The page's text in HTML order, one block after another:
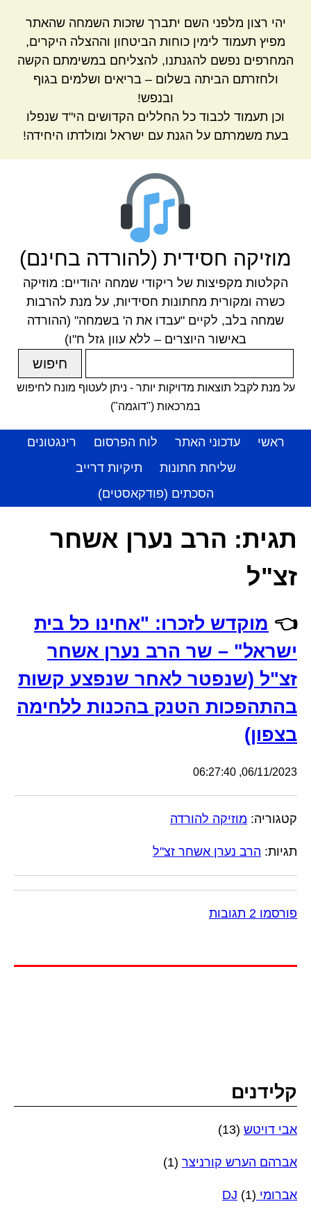
יהי רצון מלפני השם יתברך שזכות השמחה שהאתר
מפיץ תעמוד לימין כוחות הביטחון וההצלה היקרים,
המחרפים נפשם להגנתנו, להצליחם במשימתם הקשה
ולחזרתם הביתה בשלום – בריאים ושלמים בגוף
ובנפש!
וכן תעמוד לכבוד כל החללים הקדושים הי"ד שנפלו
בעת משמרתם על הגנת עם ישראל ומולדתו היחידה!
מוזיקה חסידית (להורדה בחינם)
הקלטות מקפיצות של ריקודי שמחה יהודיים: מוזיקה
כשרה ומקורית מחתונות חסידיות, על מנת להרבות
שמחה בלב, לקיים "עבדו את ה' בשמחה" (ההורדה
באישור היוצרים – ללא עוון גזל ח"ו)
על מנת לקבל תוצאות מדויקות יותר - ניתן לעטוף מונח לחיפוש
במרכאות ("דוגמה")
ראשי עדכוני האתר לוח הפרסום
רינגטונים
שליחת חתונות
תיקיות דרייב
הסכתים (פודקאסטים)
תגית: הרב נערן אשחר
זצ"ל
👈 מוקדש לזכרו: "אחינו כל בית
ישראל" – שר הרב נערן אשחר
זצ"ל (שנפטר לאחר שנפצע קשות
בהתהפכות הטנק בהכנות ללחימה
בצפון)
06/11/2023, 06:27:40
קטגוריה: מוזיקה להורדה
תגיות: הרב נערן אשחר זצ"ל
פורסמו 2 תגובות
קלידנים
אבי דויטש (13)
אברהם הערש קורניצר (1)
אברומי DJ (1)